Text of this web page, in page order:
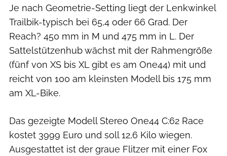
Je nach Geometrie-Setting liegt der Lenkwinkel
Trailbik-typisch bei 65,4 oder 66 Grad. Der
Reach? 450 mm in M und 475 mm in L. Der
Sattelstützenhub wächst mit der Rahmengröße
(fünf von XS bis XL gibt es am One44) mit und
reicht von 100 am kleinsten Modell bis 175 mm
am XL-Bike.
Das gezeigte Modell Stereo One44 C:62 Race
kostet 3999 Euro und soll 12,6 Kilo wiegen.
Ausgestattet ist der graue Flitzer mit einer Fox